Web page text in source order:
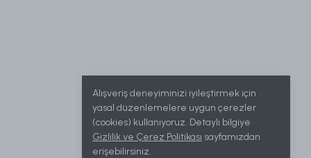
Alışveriş deneyiminizi iyileştirmek için
yasal düzenlemelere uygun çerezler
(cookies) kullanıyoruz. Detaylı bilgiye
Gizlilik ve Çerez Politikası sayfamızdan
erişebilirsiniz.